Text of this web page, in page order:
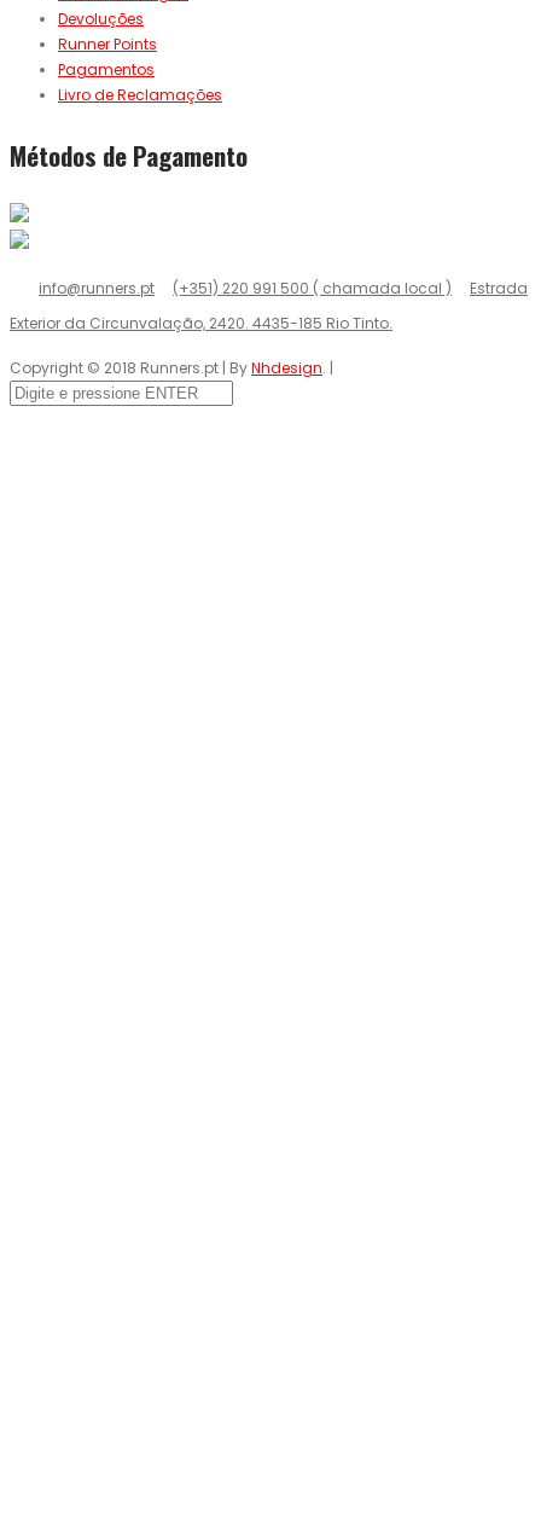
Devoluções
Runner Points
Pagamentos
Livro de Reclamações
Métodos de Pagamento
info@runners.pt (+351) 220 991 500 ( chamada local )
Estrada
Exterior da Circunvalação, 2420. 4435-185 Rio Tinto.
Copyright © 2018 Runners.pt | ByNhdesign. |